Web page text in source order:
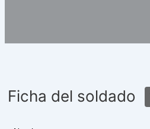
Ficha del soldado